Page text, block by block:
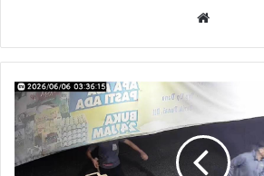
Viral
Aksi
Curas
di
Belendung